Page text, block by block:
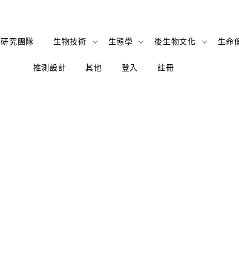
研究團隊 生物技術 生態學 後生物文化 生命
推測設計 其他 登入 註冊